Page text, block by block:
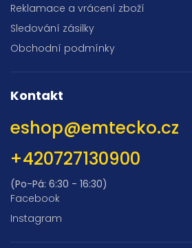
Reklamace a vrácení zboží
Sledování zásilky
Obchodní podmínky
Kontakt
eshop@emtecko.cz
+420727130900
(Po-Pá: 6:30 - 16:30)
Facebook
Instagram